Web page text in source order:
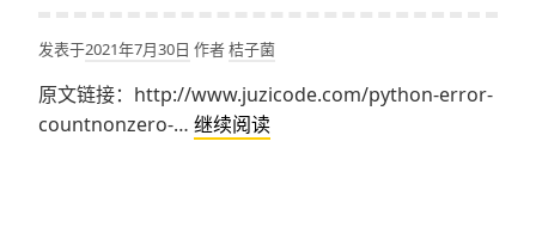
风
图
像
发表于2021年7月30日 作者桔子菌
原文链接：http://www.juzicode.com/python-error-
countnonzero-… 继续阅读Python